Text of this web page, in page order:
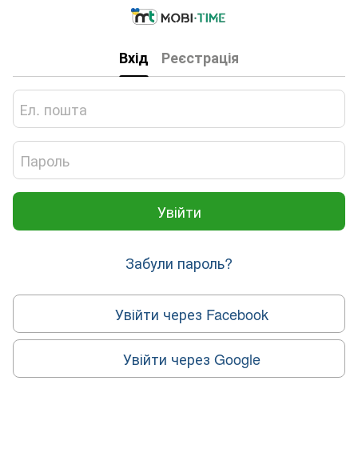
Вхід Реєстрація
Увійти
Забули пароль?
Увійти через Facebook
Увійти через Google